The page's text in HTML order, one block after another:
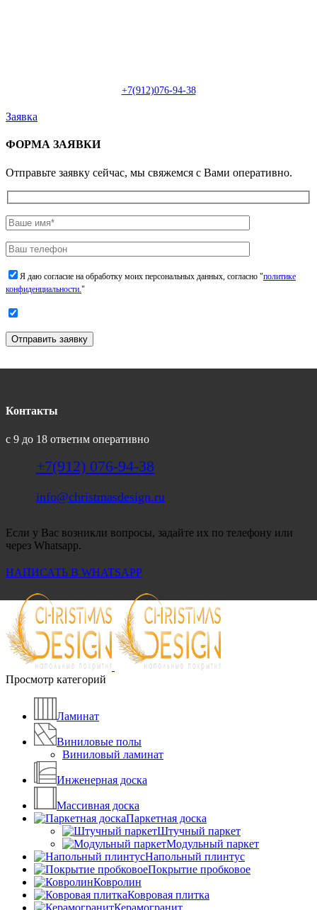
+7(912)076-94-38
Заявка
ФОРМА ЗАЯВКИ
Отправьте заявку сейчас, мы свяжемся с Вами оперативно.
Я даю согласие на обработку моих персональных данных, согласно "политике
конфиденциальности."
Отправить заявку
Контакты
с 9 до 18 ответим оперативно
+7(912) 076-94-38
info@christmasdesign.ru
Если у Вас возникли вопросы, задайте их по телефону или
через Whatsapp.
НАПИСАТЬ В WHATSAPP
Просмотр категорий
Ламинат
Виниловые полы
Виниловый ламинат
Инженерная доска
Массивная доска
Паркетная доска
Штучный паркет
Модульный паркет
Напольный плинтус
Покрытие пробковое
Ковролин
Ковровая плитка
Керамогранит